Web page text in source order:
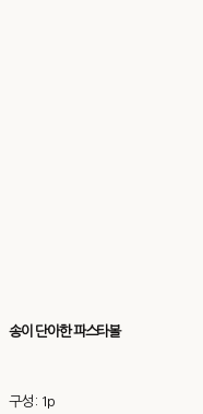
송이 단아한 파스타볼
구성 : 1p